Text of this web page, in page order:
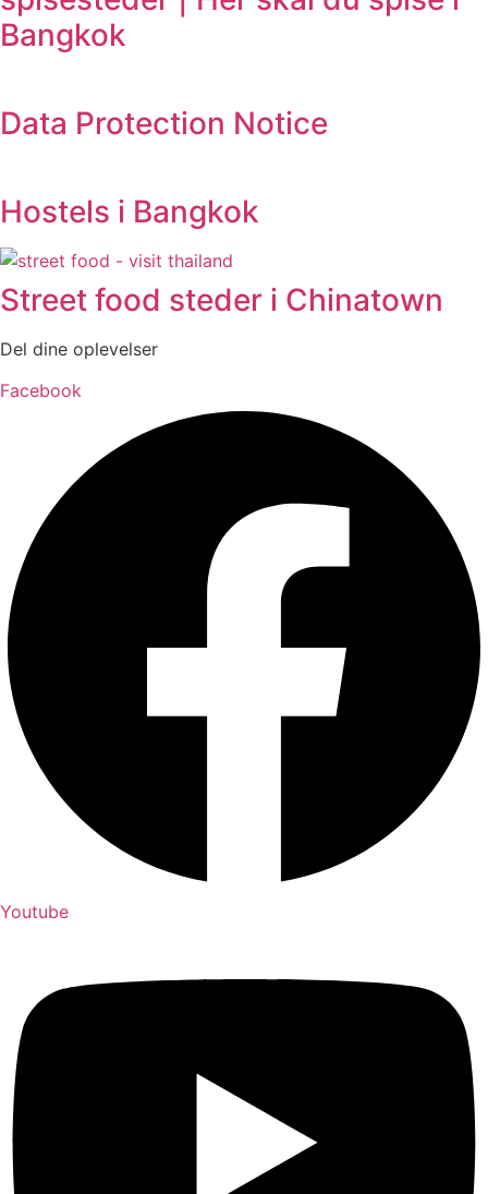
Bangkok
Data Protection Notice
Hostels i Bangkok
Street food steder i Chinatown
Del dine oplevelser
Facebook
Youtube